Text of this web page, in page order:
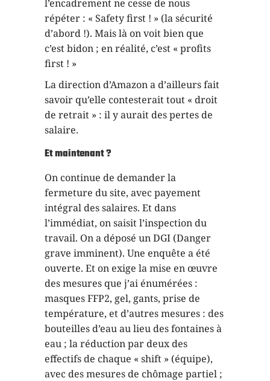
l’encadrement ne cesse de nous
répéter : « Safety first ! » (la sécurité
d’abord !). Mais là on voit bien que
c’est bidon ; en réalité, c’est « profits
first ! »
La direction d’Amazon a d’ailleurs fait
savoir qu’elle contesterait tout « droit
de retrait » : il y aurait des pertes de
salaire.
Et maintenant ?
On continue de demander la
fermeture du site, avec payement
intégral des salaires. Et dans
l’immédiat, on saisit l’inspection du
travail. On a déposé un DGI (Danger
grave imminent). Une enquête a été
ouverte. Et on exige la mise en œuvre
des mesures que j’ai énumérées :
masques FFP2, gel, gants, prise de
température, et d’autres mesures : des
bouteilles d’eau au lieu des fontaines à
eau ; la réduction par deux des
effectifs de chaque « shift » (équipe),
avec des mesures de chômage partiel ;